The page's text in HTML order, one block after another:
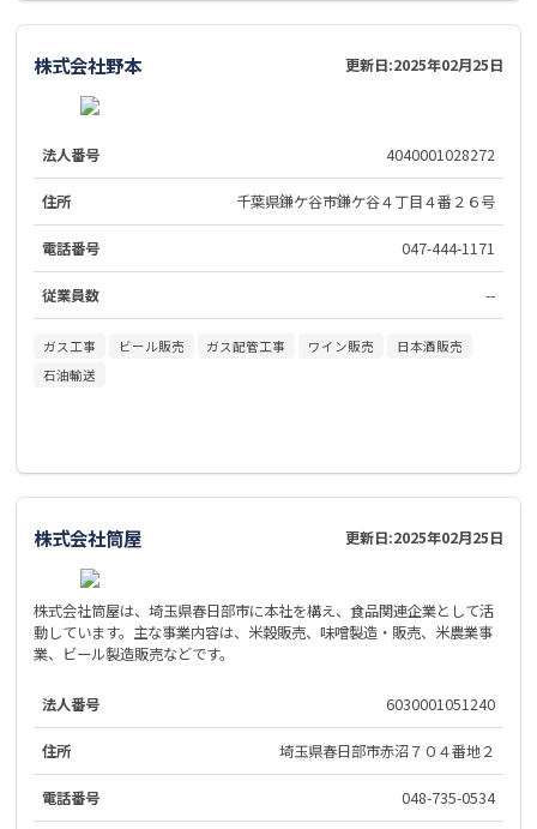
株式会社野本 更新日:2025年02月25日
法人番号 4040001028272
住所 千葉県鎌ケ谷市鎌ケ谷４丁目４番２６号
電話番号 047-444-1171
従業員数 --
ガス工事 ビール販売 ガス配管工事 ワイン販売
日本酒販売
石油輸送
株式会社筒屋 更新日:2025年02月25日
株式会社筒屋は、埼玉県春日部市に本社を構え、食品関連企業として活
動しています。主な事業内容は、米穀販売、味噌製造・販売、米農業事
業、ビール製造販売などです。
法人番号 6030001051240
住所 埼玉県春日部市赤沼７０４番地２
電話番号 048-735-0534